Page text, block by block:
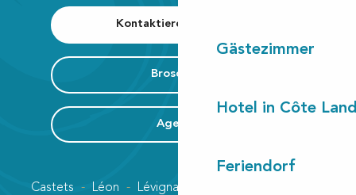
Gästezimmer
Hotel in Côte
Feriendorf
Kontaktieren Sie uns
Broschüre
Agenda
Castets Léon Lévignacq